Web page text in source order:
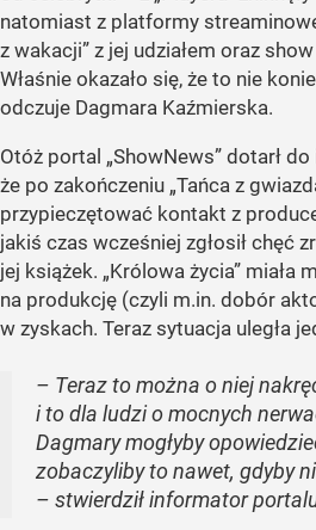
natomiast z platformy
z wakacji” z jej udziałem oraz
Właśnie okazało się, że to nie
odczuje Dagmara Kaźmierska.
Otóż portal „ShowNews” dotarł
że po zakończeniu „Tańca z
przypieczętować kontakt z
jakiś czas wcześniej zgłosił chęć
jej książek. „Królowa życia” miała
na produkcję (czyli m.in. dobór
w zyskach. Teraz sytuacja uległa
– Teraz to można o niej
i to dla ludzi o mocnych
Dagmary mogłyby
zobaczyliby to nawet, gdyby
– stwierdził informator